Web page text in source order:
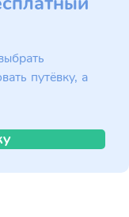
путёвку, а